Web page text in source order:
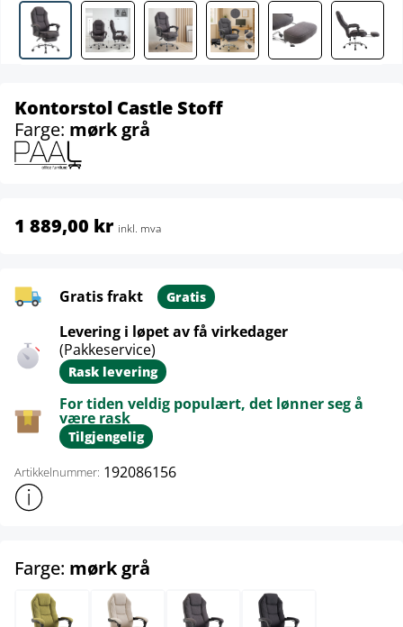
Kontorstol Castle Stoff
Farge: mørk grå
1 889,00 kr inkl. mva
Gratis frakt Gratis
Levering i løpet av få virkedager
(Pakkeservice)
Rask levering
For tiden veldig populært, det lønner seg å
være rask
Tilgjengelig
Artikkelnummer: 192086156
Vis mer produktinformasjon
Farge: mørk grå